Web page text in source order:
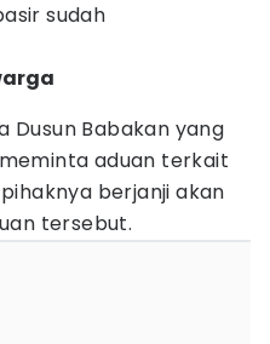
sudah
Babakan yang
aduan terkait
berjanji akan
tersebut.